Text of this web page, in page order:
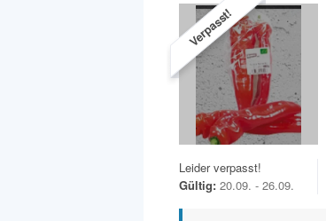
Verpasst!
Leider verpasst!
Gültig: 20.09. - 26.09.